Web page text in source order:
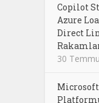
Copilot
Azure
Direct
30